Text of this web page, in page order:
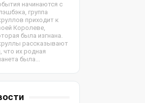
начинаются с
группа
приходит к
Королеве,
была изгнана.
рассказывают
что их родная
была...